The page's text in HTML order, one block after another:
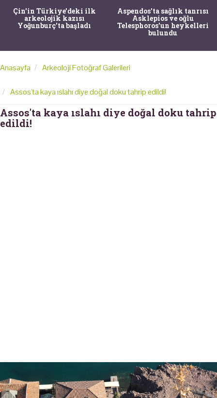
Çin'in Türkiye'deki ilk
arkeolojik kazısı
Yoğunburç'ta başladı
Aspendos'ta sağlık tanrısı
Asklepios ve oğlu
Telesphoros'un heykelleri
bulundu
Anasayfa Arkeoloji Fotoğraf Galerileri
Assos'ta kaya ıslahı diye doğal doku tahrip edildi!
Assos'ta kaya ıslahı diye doğal doku tahrip
edildi!